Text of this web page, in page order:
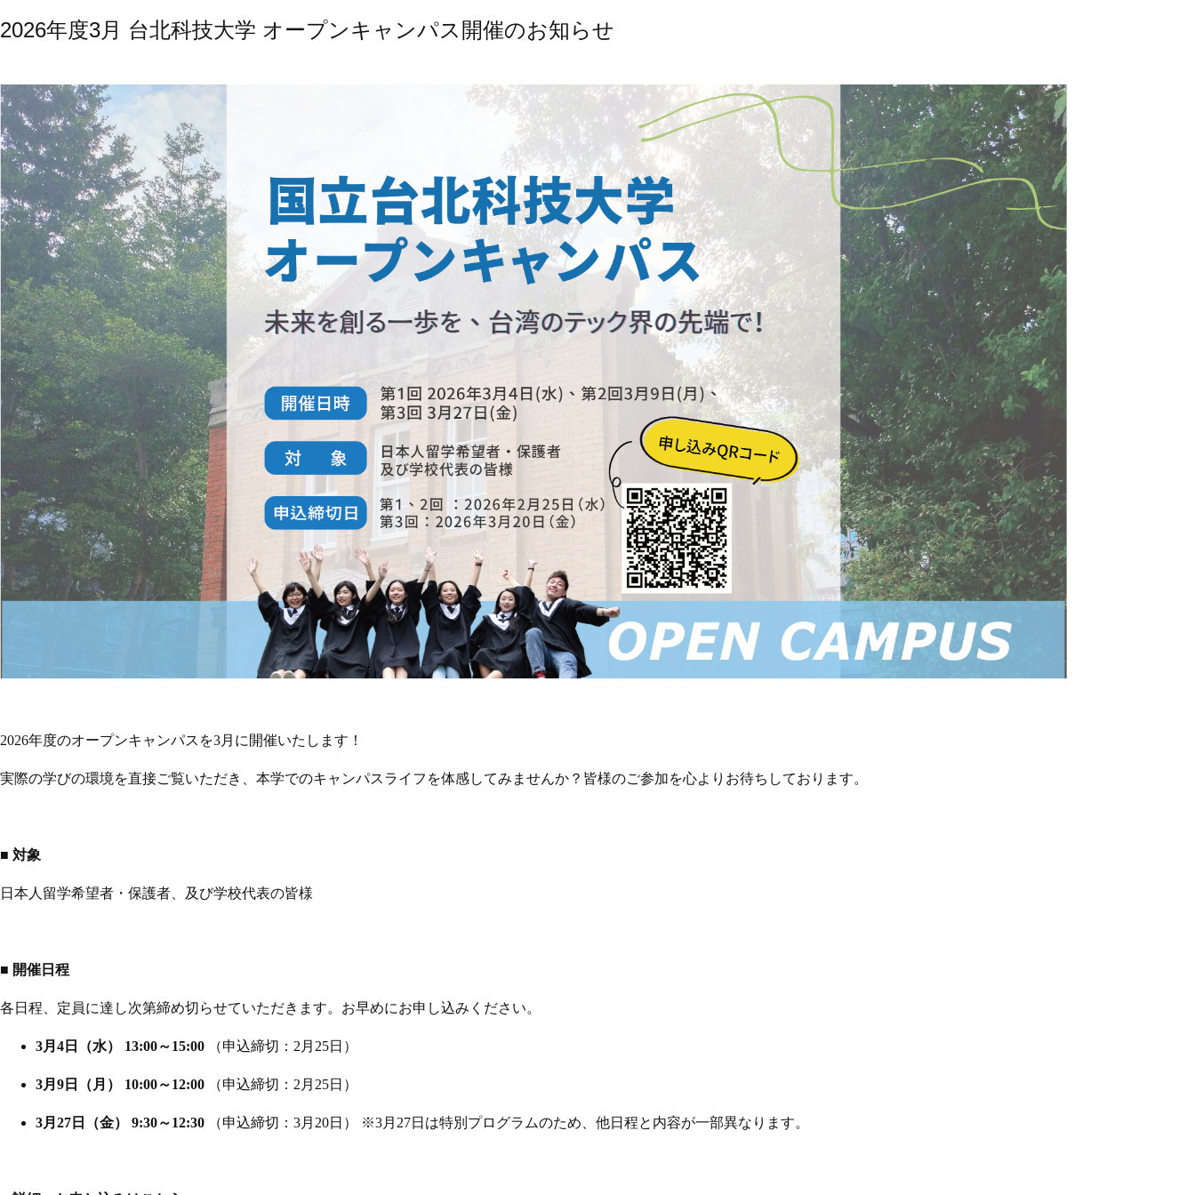
2026年度3月 台北科技大学 オープンキャンパス開催のお知らせ
2026年度のオープンキャンパスを3月に開催いたします！
実際の学びの環境を直接ご覧いただき、本学でのキャンパスライフを体感してみませんか？皆様のご参加を心よりお待ちしております。
■ 対象
日本人留学希望者・保護者、及び学校代表の皆様
■ 開催日程
各日程、定員に達し次第締め切らせていただきます。お早めにお申し込みください。
3月4日（水） 13:00～15:00 （申込締切：2月25日）
3月9日（月） 10:00～12:00 （申込締切：2月25日）
3月 27 日（金） 9:30～12:30 （申込締切： 3月 20日） ※3月 27日は特別プログラムのため、他日程と内容が一部異なります。